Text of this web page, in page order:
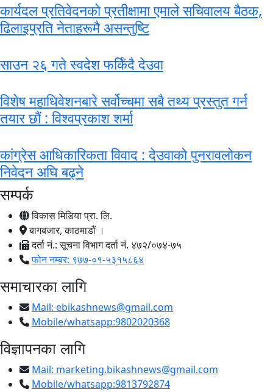
कार्यदल प्रतिवेदनको प्रतीक्षामा एमाले सचिवालय बैठक,
ढिलाइप्रति नेताहरूमै असन्तुष्टि
साउन २६ गते स्वदेश फर्किँदै देउवा
विशेष महाधिवेशनबारे सर्वोच्चमा सबै तथ्य प्रस्तुत गर्न
तयार छौं : विश्वप्रकाश शर्मा
कांग्रेस आधिकारिकता विवाद : देउवाको पुनरावलोकन
निवेदन अघि बढ्ने
सम्पर्क
विकास मिडिया प्रा. लि.
बागबजार, काठमाडौं ।
दर्ता नं.: सूचना विभाग दर्ता नं. ४७२/०७४-७५
फोन नम्बर: ९७७-०१-५३१५८६४
समाचारका लागि
Mail: ebikashnews@gmail.com
Mobile/whatsapp:9802020368
विज्ञापनका लागि
Mail: marketing.bikashnews@gmail.com
Mobile/whatsapp:9813792874